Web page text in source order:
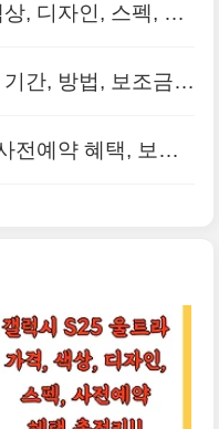
, 디자인, 스펙, 사
간, 방법, 보조금 ,
전예약 혜택, 보조